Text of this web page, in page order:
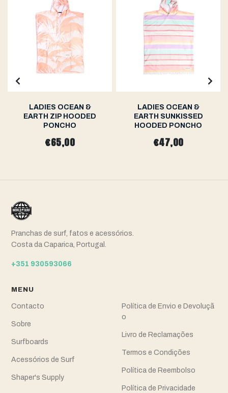
LADIES OCEAN &
EARTH ZIP HOODED
PONCHO
€65,00
LADIES OCEAN &
EARTH SUNKISSED
HOODED PONCHO
€47,00
Pranchas de surf, fatos e acessórios.
Costa da Caparica, Portugal.
+351 930593066
MENU
Contacto
Sobre
Surfboards
Acessórios de Surf
Shaper's Supply
Política de Envio e Devoluçã
o
Livro de Reclamações
Termos e Condições
Política de Reembolso
Política de Privacidade